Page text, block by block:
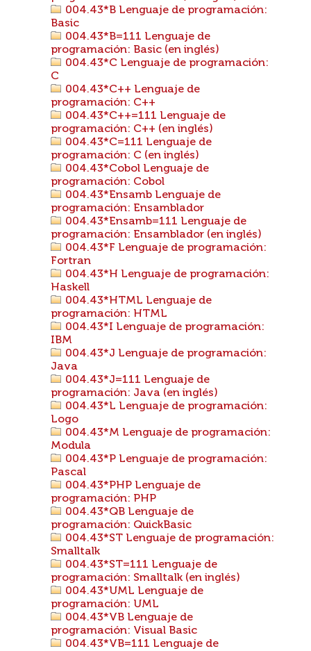
004.43*B Lenguaje de programación:
Basic
004.43*B=111 Lenguaje de
programación: Basic (en inglés)
004.43*C Lenguaje de programación:
C
004.43*C++ Lenguaje de
programación: C++
004.43*C++=111 Lenguaje de
programación: C++ (en inglés)
004.43*C=111 Lenguaje de
programación: C (en inglés)
004.43*Cobol Lenguaje de
programación: Cobol
004.43*Ensamb Lenguaje de
programación: Ensamblador
004.43*Ensamb=111 Lenguaje de
programación: Ensamblador (en inglés)
004.43*F Lenguaje de programación:
Fortran
004.43*H Lenguaje de programación:
Haskell
004.43*HTML Lenguaje de
programación: HTML
004.43*I Lenguaje de programación:
IBM
004.43*J Lenguaje de programación:
Java
004.43*J=111 Lenguaje de
programación: Java (en inglés)
004.43*L Lenguaje de programación:
Logo
004.43*M Lenguaje de programación:
Modula
004.43*P Lenguaje de programación:
Pascal
004.43*PHP Lenguaje de
programación: PHP
004.43*QB Lenguaje de
programación: QuickBasic
004.43*ST Lenguaje de programación:
Smalltalk
004.43*ST=111 Lenguaje de
programación: Smalltalk (en inglés)
004.43*UML Lenguaje de
programación: UML
004.43*VB Lenguaje de
programación: Visual Basic
004.43*VB=111 Lenguaje de